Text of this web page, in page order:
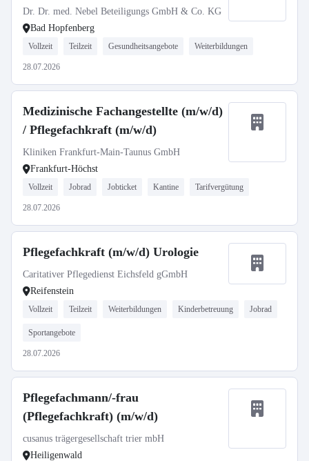
Dr. Dr. med. Nebel Beteiligungs GmbH & Co. KG
Bad Hopfenberg
Vollzeit Teilzeit Gesundheitsangebote Weiterbildungen
28.07.2026
Medizinische Fachangestellte (m/w/d)
/ Pflegefachkraft (m/w/d)
Kliniken Frankfurt-Main-Taunus GmbH
Frankfurt-Höchst
Vollzeit Jobrad Jobticket Kantine Tarifvergütung
28.07.2026
Pflegefachkraft (m/w/d) Urologie
Caritativer Pflegedienst Eichsfeld gGmbH
Reifenstein
Vollzeit Teilzeit Weiterbildungen Kinderbetreuung Jobrad
Sportangebote
28.07.2026
Pflegefachmann/-frau
(Pflegefachkraft) (m/w/d)
cusanus trägergesellschaft trier mbH
Heiligenwald